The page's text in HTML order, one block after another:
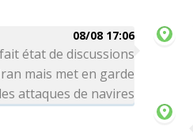
08/08 17:06
état de discussions
mais met en garde
attaques de navires